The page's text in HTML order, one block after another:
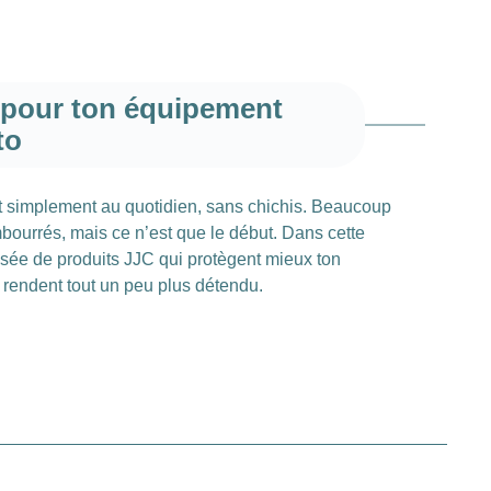
ton équipement
au quotidien, sans chichis. Beaucoup
mais ce n’est que le début. Dans cette
de produits JJC qui protègent mieux ton
tout un peu plus détendu.
Le rembourrage intérieur doux épouse littéralement